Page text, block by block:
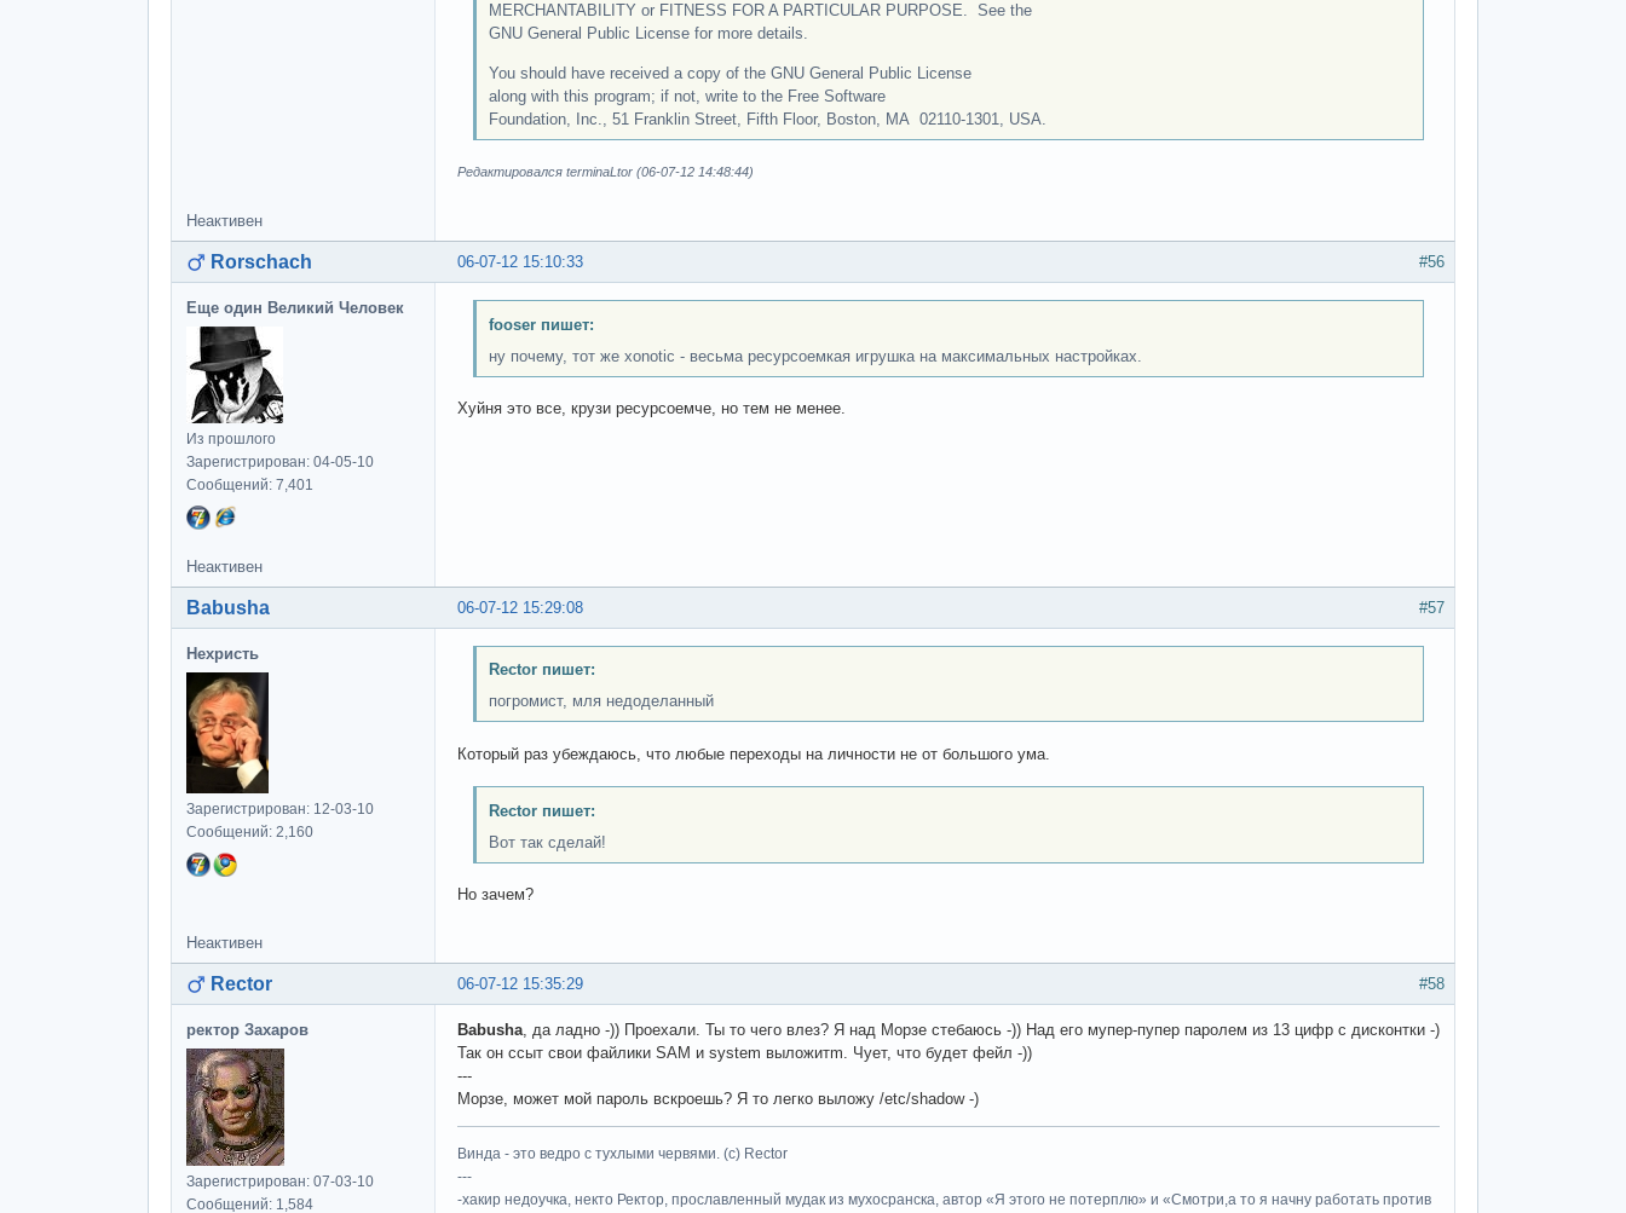
MERCHANTABILITY or FITNESS FOR A PARTICULAR PURPOSE. See the
GNU General Public License for more details.
You should have received a copy of the GNU General Public License
along with this program; if not, write to the Free Software
Foundation, Inc., 51 Franklin Street, Fifth Floor, Boston, MA 02110-1301, USA.
Редактировался terminaLtor (06-07-12 14:48:44)
Неактивен
#56
06-07-12 15:10:33
Rorschach
Еще один Великий Человек
Из прошлого
Зарегистрирован: 04-05-10
Сообщений: 7,401
fooser пишет:
ну почему, тот же xonotic - весьма ресурсоемкая игрушка на максимальных настройках.
Хуйня это все, крузи ресурсоемче, но тем не менее.
Неактивен
#57
06-07-12 15:29:08
Babusha
Нехристь
Зарегистрирован: 12-03-10
Сообщений: 2,160
Rector пишет:
погромист, мля недоделанный
Который раз убеждаюсь, что любые переходы на личности не от большого ума.
Rector пишет:
Вот так сделай!
Но зачем?
Неактивен
#58
06-07-12 15:35:29
Rector
ректор Захаров
Зарегистрирован: 07-03-10
Сообщений: 1,584
Babusha, да ладно -)) Проехали. Ты то чего влез? Я над Морзе стебаюсь -)) Над его мупер-пупер паролем из 13 цифр с дисконтки -)
Так он ссыт свои файлики SAM и system выложитm. Чует, что будет фейл -))
---
Морзе, может мой пароль вскроешь? Я то легко выложу /etc/shadow -)
Винда - это ведро с тухлыми червями. (с) Rector
---
-хакир недоучка, некто Ректор, прославленный мудак из мухосранска, автор «Я этого не потерплю» и «Cмотри,а то я начну работать против